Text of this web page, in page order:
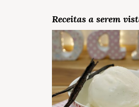
Receitas a serem